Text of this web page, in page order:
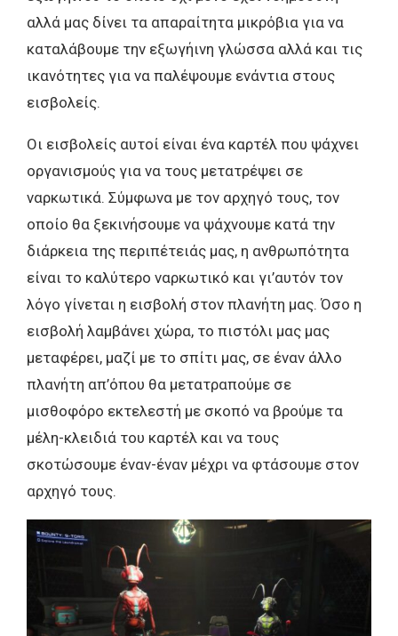
αλλά μας δίνει τα απαραίτητα μικρόβια για να
καταλάβουμε την εξωγήινη γλώσσα αλλά και τις
ικανότητες για να παλέψουμε ενάντια στους
εισβολείς.
Οι εισβολείς αυτοί είναι ένα καρτέλ που ψάχνει
οργανισμούς για να τους μετατρέψει σε
ναρκωτικά. Σύμφωνα με τον αρχηγό τους, τον
οποίο θα ξεκινήσουμε να ψάχνουμε κατά την
διάρκεια της περιπέτειάς μας, η ανθρωπότητα
είναι το καλύτερο ναρκωτικό και γι’αυτόν τον
λόγο γίνεται η εισβολή στον πλανήτη μας. Όσο η
εισβολή λαμβάνει χώρα, το πιστόλι μας μας
μεταφέρει, μαζί με το σπίτι μας, σε έναν άλλο
πλανήτη απ’όπου θα μετατραπούμε σε
μισθοφόρο εκτελεστή με σκοπό να βρούμε τα
μέλη-κλειδιά του καρτέλ και να τους
σκοτώσουμε έναν-έναν μέχρι να φτάσουμε στον
αρχηγό τους.